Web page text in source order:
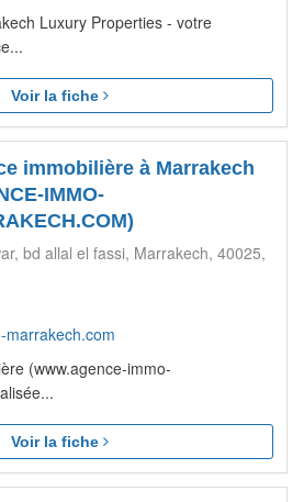
Luxury Properties - votre
Voir la fiche
immobilière à Marrakech
IMMO-
bd allal el fassi Marrakech 40025
marrakech.com
(www.agence-immo-
Voir la fiche